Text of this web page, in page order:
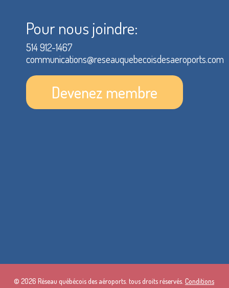
Pour nous joindre:
514 912-1467
communications@reseauquebecoisdesaeroports.com
Devenez membre
© 2026 Réseau québécois des aéroports. tous droits réservés. Conditions